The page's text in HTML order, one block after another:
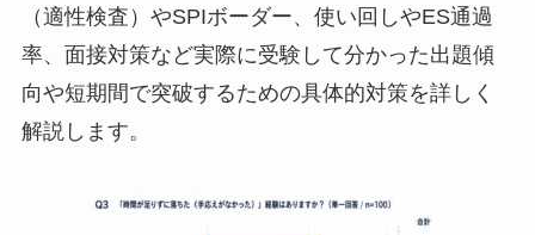
（適性検査）やSPIボーダー、使い回しやES通過
率、面接対策など実際に受験して分かった出題傾
向や短期間で突破するための具体的対策を詳しく
解説します。